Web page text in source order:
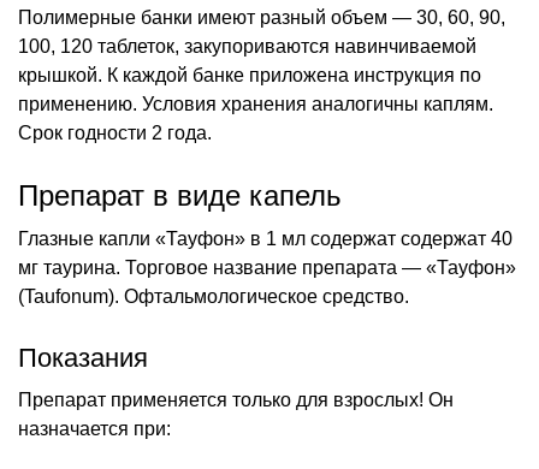
Полимерные банки имеют разный объем — 30, 60, 90,
100, 120 таблеток, закупориваются навинчиваемой
крышкой. К каждой банке приложена инструкция по
применению. Условия хранения аналогичны каплям.
Срок годности 2 года.
Препарат в виде капель
Глазные капли «Тауфон» в 1 мл содержат содержат 40
мг таурина. Торговое название препарата — «Тауфон»
(Taufonum). Офтальмологическое средство.
Показания
Препарат применяется только для взрослых! Он
назначается при: